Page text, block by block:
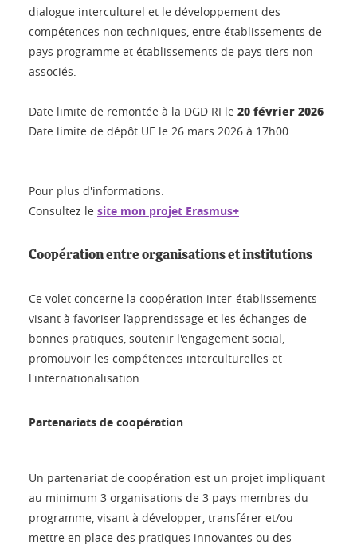
dialogue interculturel et le développement des
compétences non techniques, entre établissements de
pays programme et établissements de pays tiers non
associés.
Date limite de remontée à la DGD RI le 20 février 2026
Date limite de dépôt UE le 26 mars 2026 à 17h00
Pour plus d'informations:
Consultez le site mon projet Erasmus+
Coopération entre organisations et institutions
Ce volet concerne la coopération inter-établissements
visant à favoriser l’apprentissage et les échanges de
bonnes pratiques, soutenir l'engagement social,
promouvoir les compétences interculturelles et
l'internationalisation.
Partenariats de coopération
Un partenariat de coopération est un projet impliquant
au minimum 3 organisations de 3 pays membres du
programme, visant à développer, transférer et/ou
mettre en place des pratiques innovantes ou des